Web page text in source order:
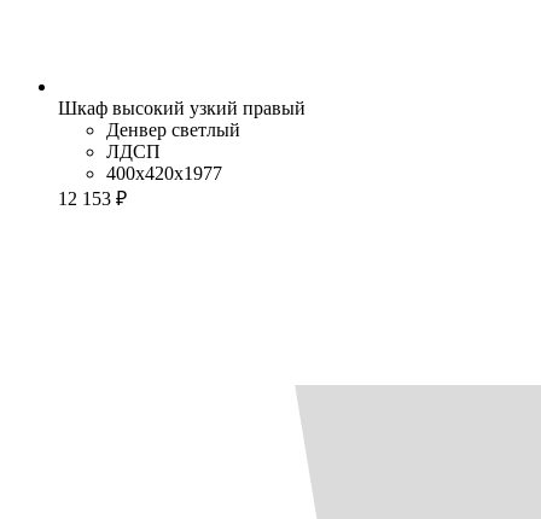
Шкаф высокий узкий правый
Денвер светлый
ЛДСП
400x420x1977
12 153 ₽